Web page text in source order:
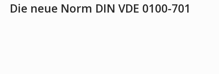
Die neue Norm DIN VDE 0100-701